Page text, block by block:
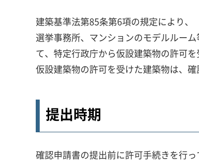
建築基準法第85条第6項の規定により
選挙事務所、マンションのモデルルー
て、特定行政庁から仮設建築物の許可を
仮設建築物の許可を受けた建築物は、
提出時期
確認申請書の提出前に許可手続きを行